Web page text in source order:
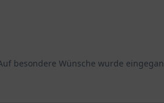
besondere Wünsche wurde